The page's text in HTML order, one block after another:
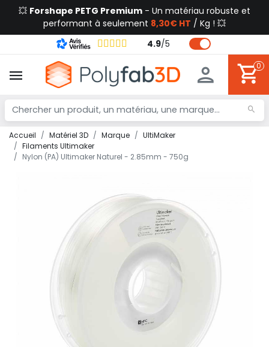
💥 Forshape PETG Premium - Un matériau robuste et
performant à seulement 8,30€ HT / Kg ! 💥
4.9/5
0
Accueil Matériel 3D Marque
UltiMaker
Filaments Ultimaker
Nylon (PA) Ultimaker Naturel - 2.85mm - 750g